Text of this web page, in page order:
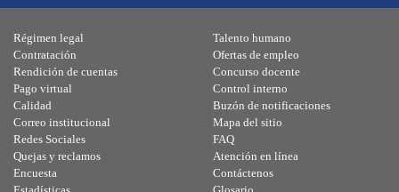
Régimen legal
Contratación
Rendición de cuentas
Pago virtual
Calidad
Talento humano
Ofertas de empleo
Concurso docente
Control interno
Buzón de notificaciones
Correo institucional
Redes Sociales
Quejas y reclamos
Encuesta
Mapa del sitio
FAQ
Atención en línea
Contáctenos